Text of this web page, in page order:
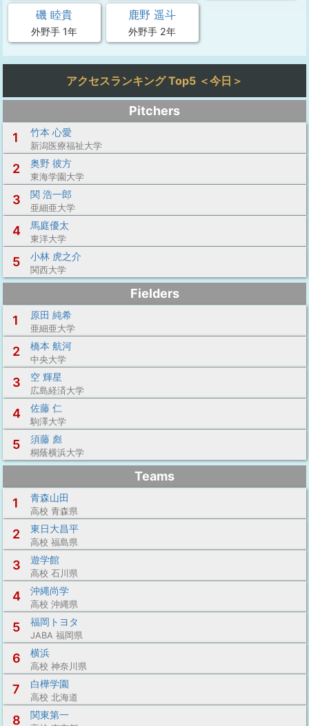
磯 睦貴
外野手 1年
鹿野 遥斗
外野手 2年
アクセスランキング Top5 ＜今日＞
Pitchers
1
竹本 心愛
新潟医療福祉大学
2 奥野 彼方
東海学園大学
3 関 浩一郎
亜細亜大学
4 馬庭優太
東洋大学
5 小林 虎之介
関西大学
Fielders
1
原田 純希
亜細亜大学
2 橋本 航河
中央大学
3 空 輝星
広島経済大学
4 佐藤 仁
駒澤大学
5 須藤 彪
桐蔭横浜大学
Teams
1
青森山田
高校 青森県
2 東日大昌平
高校 福島県
3 遊学館
高校 石川県
4 沖縄尚学
高校 沖縄県
5 福岡トヨタ
JABA 福岡県
6 横浜
高校 神奈川県
7 白樺学園
高校 北海道
8 関東第一